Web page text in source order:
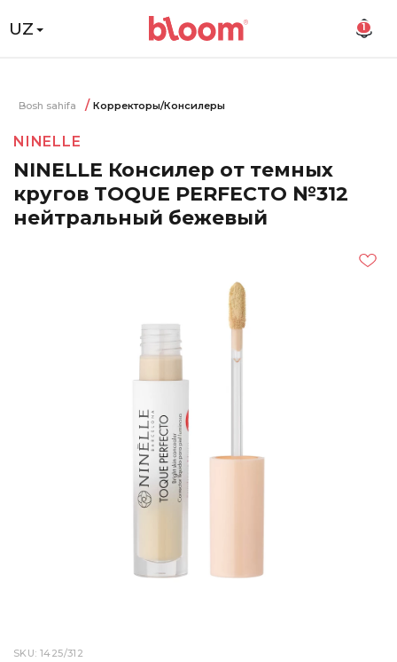
UZ 1
Bosh sahifa Корректоры/Консилеры
NINELLE
NINELLE Консилер от темных
кругов TOQUE PERFECTO №312
нейтральный бежевый
SKU: 1425/312